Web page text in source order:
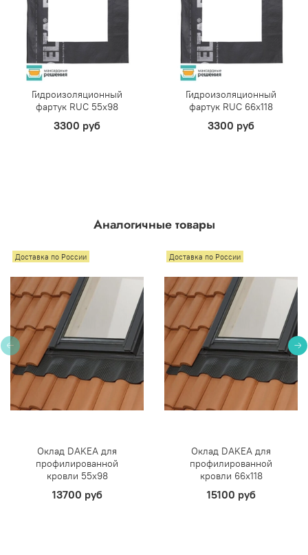
Гидроизоляционный
фартук RUC 55х98
3300 руб
Гидроизоляционный
фартук RUC 66х118
3300 руб
Аналогичные товары
Доставка по России
Оклад DAKEA для
профилированной
кровли 55х98
13700 руб
Доставка по России
Оклад DAKEA для
профилированной
кровли 66х118
15100 руб